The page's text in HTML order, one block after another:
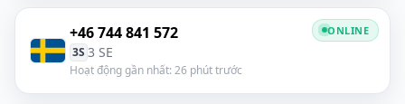
+46 744 841 572
3S 3 SE
Hoạt động gần nhất: 26 phút trước
ONLINE